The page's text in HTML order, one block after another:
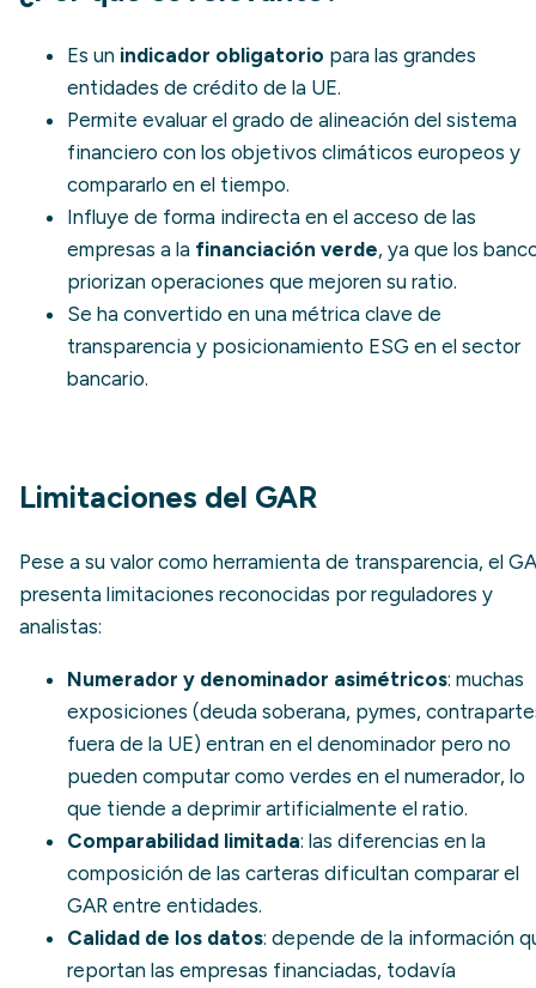
Es un indicador obligatorio para las grandes
entidades de crédito de la UE.
Permite evaluar el grado de alineación del sistema
financiero con los objetivos climáticos europeos y
compararlo en el tiempo.
Influye de forma indirecta en el acceso de las
empresas a la financiación verde, ya que los
priorizan operaciones que mejoren su ratio.
Se ha convertido en una métrica clave de
transparencia y posicionamiento ESG en el sector
bancario.
Limitaciones del GAR
Pese a su valor como herramienta de transparencia, el
presenta limitaciones reconocidas por reguladores y
analistas:
Numerador y denominador asimétricos: muchas
exposiciones (deuda soberana, pymes,
fuera de la UE) entran en el denominador pero no
pueden computar como verdes en el numerador, lo
que tiende a deprimir artificialmente el ratio.
Comparabilidad limitada: las diferencias en la
composición de las carteras dificultan comparar el
GAR entre entidades.
Calidad de los datos: depende de la información
reportan las empresas financiadas, todavía